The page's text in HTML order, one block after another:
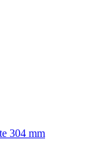
304 mm